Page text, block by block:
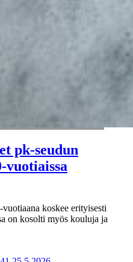
pk-seudun
vuotiaissa
koskee erityisesti
on kosolti myös kouluja ja